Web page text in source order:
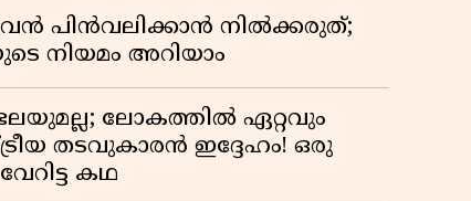
പിൻവലിക്കാൻ നിൽക്കരുത്;
നിയമം അറിയാം
ലോകത്തിൽ ഏറ്റവും
തടവുകാരൻ ഇദ്ദേഹം! ഒരു
കഥ